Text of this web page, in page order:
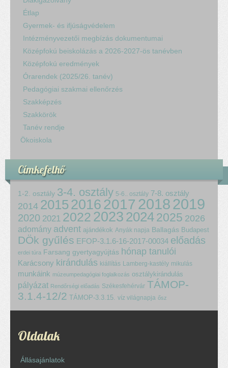
Étlap
Gyermek- és ifjúságvédelem
Intézményvezetői megbízás dokumentumai
Középfokú beiskolázás a 2026-2027-ös tanévben
Középfokú eredmények
Órarendek (2025/26. tanév)
Pedagógiai szakmai ellenőrzés
Szakképzés
Szakkörök
Tanév rendje
Ökoiskola
Címkefelhő
1-2. osztály 3-4. osztály 5-6.. osztály 7-8. osztály
2014 2015 2016 2017 20182019
2020 2021 2022 2023 20242025 2026
adomány advent ajándékok Anyák napja Ballagás Budapest
DÖk gyűlés EFOP-3.1.6-16-2017-00034 előadás
erdei túra Farsang gyertyagyújtás hónap tanulói
Karácsony kirándulás kiállítás Lamberg-kastély mikulás
munkáink múzeumpedagógiai foglalkozás osztálykirándulás
pályázat Rendőrségi előadás Székesfehérvár TÁMOP-
3.1.4-12/2 TÁMOP-3.3.15. víz világnapja ősz
Oldalak
Állásajánlatok